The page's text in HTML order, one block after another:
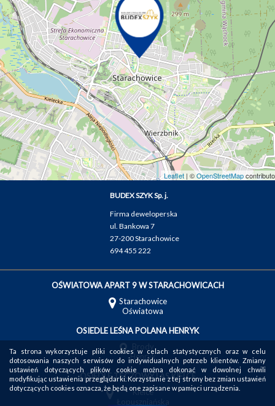
Leaflet | ©OpenStreetMap
BUDEX SZYK Sp. j.
Firma deweloperska
ul. Bankowa 7
27-200 Starachowice
694 455 222
OŚWIATOWA APART 9 W STARACHOWICACH
Starachowice
Oświatowa
OSIEDLE LEŚNA POLANA HENRYK
Henryk
OSIEDLE TĘCZOWY LAS KIELCE
Kielce
Ta strona wykorzystuje pliki cookies w celach statystycznych oraz w celu
dotosowania naszych serwisów do indywidualnych potrzeb klientów. Zmiany
ustawień dotyczących plików cookie można dokonać w dowolnej chwili
modyfikując ustawienia przeglądarki. Korzystanie z tej strony bez zmian ustawień
dotyczących cookies oznacza, że będą one zapisane w pamięci urządzenia.